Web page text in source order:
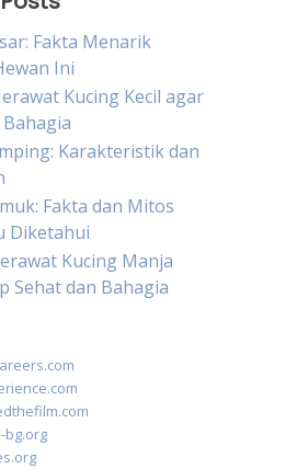
Fakta Menarik
Ini
Kucing Kecil agar
Karakteristik dan
Fakta dan Mitos
Diketahui
Kucing Manja
Sehat dan Bahagia
bg.org